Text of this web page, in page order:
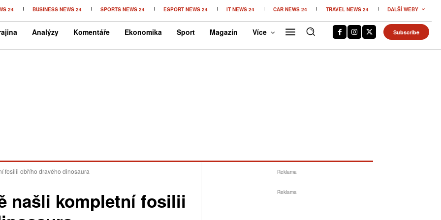
24 BUSINESS NEWS 24 SPORTS NEWS 24 ESPORT NEWS 24 IT NEWS 24 CAR NEWS 24 TRAVEL NEWS 24 DALŠÍ WEBY
Analýzy Komentáře Ekonomika Sport Magazín Více Subscribe
fosilii obřího dravého dinosaura
našli kompletní fosilii
Reklama
Reklama